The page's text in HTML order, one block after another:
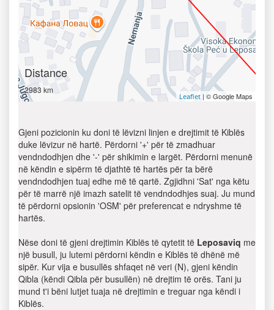
Distance
2983 km
Leaflet | © Google Maps
Gjeni pozicionin ku doni të lëvizni linjen e drejtimit të Kiblës
duke lëvizur në hartë. Përdorni '+' për të zmadhuar
vendndodhjen dhe '-' për shikimin e largët. Përdorni menunë
në këndin e sipërm të djathtë të hartës për ta bërë
vendndodhjen tuaj edhe më të qartë. Zgjidhni 'Sat' nga këtu
për të marrë një imazh satelit të vendndodhjes suaj. Ju mund
të përdorni opsionin 'OSM' për preferencat e ndryshme të
hartës.
Nëse doni të gjeni drejtimin Kiblës të qytetit të Leposaviq me
një busull, ju lutemi përdorni këndin e Kiblës të dhënë më
sipër. Kur vija e busullës shfaqet në veri (N), gjeni këndin
Qibla (këndi Qibla për busullën) në drejtim të orës. Tani ju
mund t'i bëni lutjet tuaja në drejtimin e treguar nga këndi i
Kiblës.